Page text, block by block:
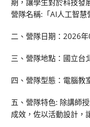
期，讓學生對於科技發
營隊名稱:「AI人工智慧
二、營隊日期：2026
三、營隊地點：國立台
四、營隊型態：電腦教
五、營隊特色: 除講師
成效，佐以活動設計，